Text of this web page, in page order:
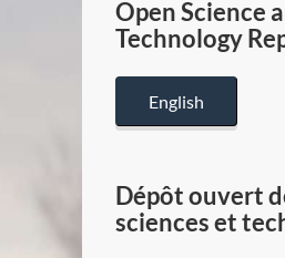
Open Science
Technology
English
Dépôt ouvert
sciences et